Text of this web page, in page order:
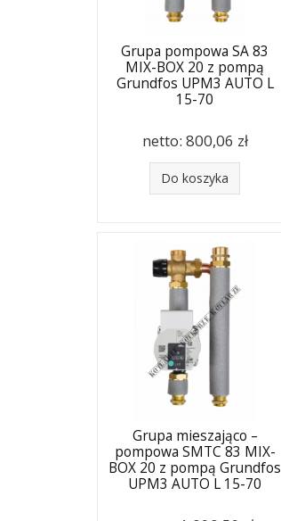
Grupa pompowa SA 83
MIX-BOX 20 z pompą
Grundfos UPM3 AUTO L
15-70
netto: 800,06 zł
Do koszyka
Grupa mieszająco –
pompowa SMTC 83 MIX-
BOX 20 z pompą Grundfos
UPM3 AUTO L 15-70